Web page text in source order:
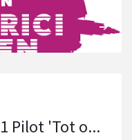
Pilot 'Tot o...